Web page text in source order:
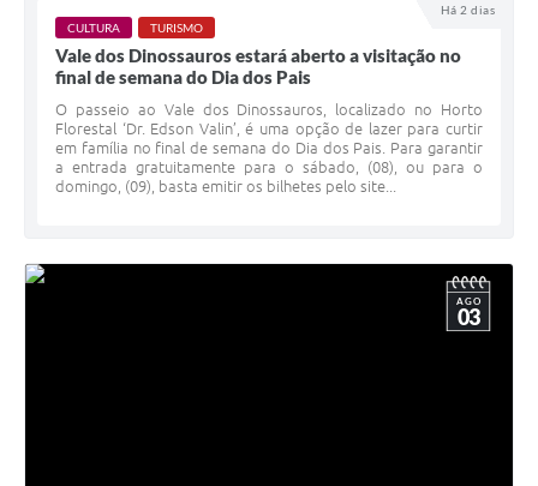
Há 2 dias
CULTURA TURISMO
Vale dos Dinossauros estará aberto a visitação no
final de semana do Dia dos Pais
O passeio ao Vale dos Dinossauros, localizado no Horto
Florestal ‘Dr. Edson Valin’, é uma opção de lazer para curtir
em família no final de semana do Dia dos Pais. Para garantir
a entrada gratuitamente para o sábado, (08), ou para o
domingo, (09), basta emitir os bilhetes pelo site...
AGO
03